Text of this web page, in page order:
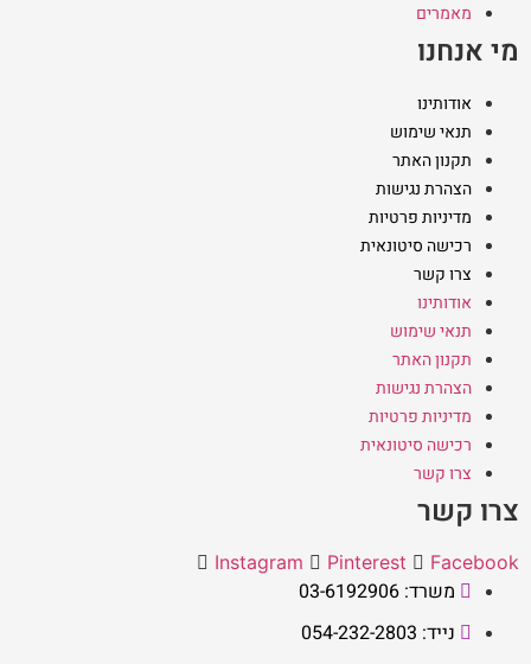
מאמרים
מי אנחנו
אודותינו
תנאי שימוש
תקנון האתר
הצהרת נגישות
מדיניות פרטיות
רכישה סיטונאית
צרו קשר
אודותינו
תנאי שימוש
תקנון האתר
הצהרת נגישות
מדיניות פרטיות
רכישה סיטונאית
צרו קשר
צרו קשר
Instagram Pinterest Facebook
משרד: 03-6192906
נייד: 054-232-2803